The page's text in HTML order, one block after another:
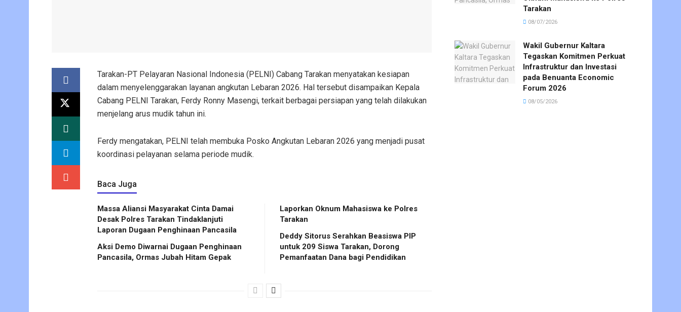
Tarakan-PT Pelayaran Nasional Indonesia (PELNI) Cabang Tarakan menyatakan kesiapan
dalam menyelenggarakan layanan angkutan Lebaran 2026. Hal tersebut disampaikan Kepala
Cabang PELNI Tarakan, Ferdy Ronny Masengi, terkait berbagai persiapan yang telah dilakukan
menjelang arus mudik tahun ini.
Ferdy mengatakan, PELNI telah membuka Posko Angkutan Lebaran 2026 yang menjadi pusat
koordinasi pelayanan selama periode mudik.
Baca Juga
Massa Aliansi Masyarakat Cinta Damai
Desak Polres Tarakan Tindaklanjuti
Laporan Dugaan Penghinaan Pancasila
Aksi Demo Diwarnai Dugaan Penghinaan
Pancasila, Ormas Jubah Hitam Gepak
Laporkan Oknum Mahasiswa ke Polres
Tarakan
Deddy Sitorus Serahkan Beasiswa PIP
untuk 209 Siswa Tarakan, Dorong
Pemanfaatan Dana bagi Pendidikan
Tarakan
08/07/2026
Wakil Gubernur Kaltara
Tegaskan Komitmen Perkuat
Infrastruktur dan Investasi
pada Benuanta Economic
Forum 2026
08/05/2026